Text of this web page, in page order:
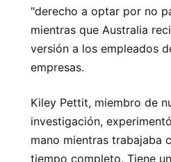
"derecho a optar por no
mientras que Australia
versión a los empleados
empresas.
Kiley Pettit, miembro de
investigación,
mano mientras trabajaba
tiempo completo. Tiene